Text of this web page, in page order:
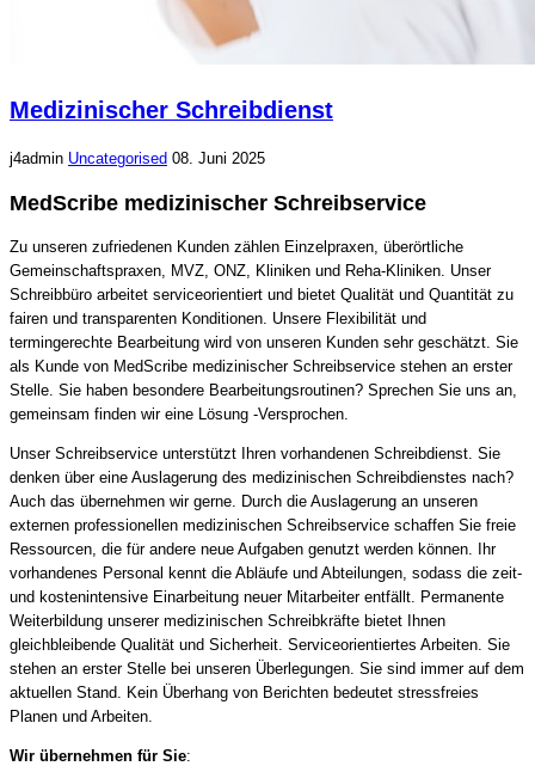
Medizinischer Schreibdienst
j4admin Uncategorised 08. Juni 2025
MedScribe medizinischer Schreibservice
Zu unseren zufriedenen Kunden zählen Einzelpraxen, überörtliche
Gemeinschaftspraxen, MVZ, ONZ, Kliniken und Reha-Kliniken. Unser
Schreibbüro arbeitet serviceorientiert und bietet Qualität und Quantität zu
fairen und transparenten Konditionen. Unsere Flexibilität und
termingerechte Bearbeitung wird von unseren Kunden sehr geschätzt. Sie
als Kunde von MedScribe medizinischer Schreibservice stehen an erster
Stelle. Sie haben besondere Bearbeitungsroutinen? Sprechen Sie uns an,
gemeinsam finden wir eine Lösung -Versprochen.
Unser Schreibservice unterstützt Ihren vorhandenen Schreibdienst. Sie
denken über eine Auslagerung des medizinischen Schreibdienstes nach?
Auch das übernehmen wir gerne. Durch die Auslagerung an unseren
externen professionellen medizinischen Schreibservice schaffen Sie freie
Ressourcen, die für andere neue Aufgaben genutzt werden können. Ihr
vorhandenes Personal kennt die Abläufe und Abteilungen, sodass die zeit-
und kostenintensive Einarbeitung neuer Mitarbeiter entfällt. Permanente
Weiterbildung unserer medizinischen Schreibkräfte bietet Ihnen
gleichbleibende Qualität und Sicherheit. Serviceorientiertes Arbeiten. Sie
stehen an erster Stelle bei unseren Überlegungen. Sie sind immer auf dem
aktuellen Stand. Kein Überhang von Berichten bedeutet stressfreies
Planen und Arbeiten.
Wir übernehmen für Sie: